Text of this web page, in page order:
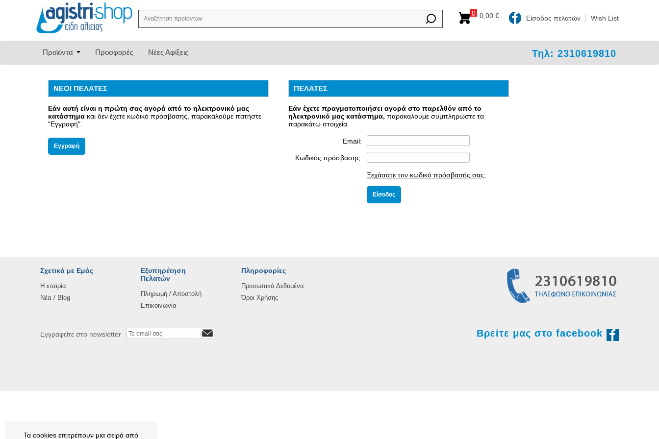
Είσοδος πελατών Wish List
0 0,00 €
Προϊόντα Προσφορές Νέες Αφίξεις Τηλ: 2310619810
ΝΕΟΙ ΠΕΛΑΤΕΣ
Εάν αυτή είναι η πρώτη σας αγορά από το ηλεκτρονικό μας
κατάστημα και δεν έχετε κωδικό πρόσβασης, παρακαλούμε πατήστε
"Εγγραφή".
ΠΕΛΑΤΕΣ
Εάν έχετε πραγματοποιήσει αγορά στο παρελθόν από το
ηλεκτρονικό μας κατάστημα, παρακαλούμε συμπληρώστε τα
παρακάτω στοιχεία.
Email:
Κωδικός πρόσβασης:
Ξεχάσατε τον κωδικό πρόσβασής σας;
Σχετικά με Εμάς
Η εταιρία
Νέα / Blog
Εξυπηρέτηση
Πελατών
Πληρωμή / Αποστολή
Επικοινωνία
Πληροφορίες
Προσωπικά Δεδομένα
Όροι Χρήσης
Εγγραφείτε στο newsletter Βρείτε μας στο facebook
Τα cookies επιτρέπουν μια σειρά από